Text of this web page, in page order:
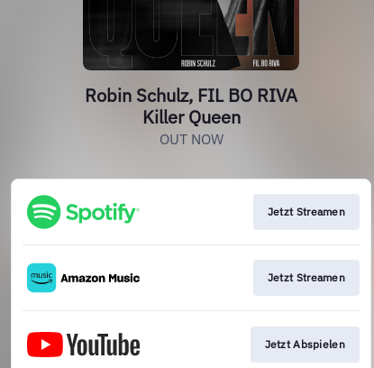
Robin Schulz, FIL BO RIVA
Killer Queen
OUT NOW
Jetzt Streamen
Jetzt Streamen
Jetzt Abspielen